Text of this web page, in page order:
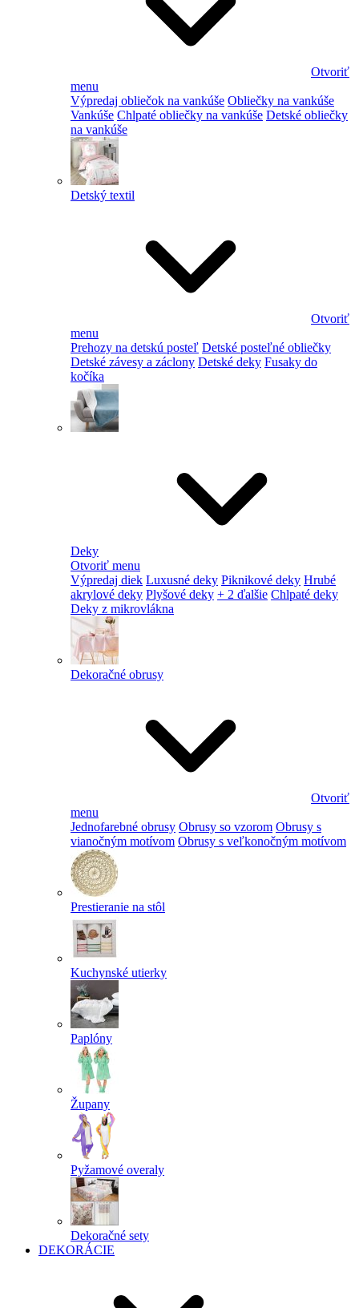
Otvoriť
menu
Výpredaj obliečok na vankúše Obliečky na vankúše
Vankúše Chlpaté obliečky na vankúše Detské obliečky
na vankúše
Detský textil
Otvoriť
menu
Prehozy na detskú posteľ Detské posteľné obliečky
Detské závesy a záclony Detské deky Fusaky do
kočíka
Deky
Otvoriť menu
Výpredaj diek Luxusné deky Piknikové deky Hrubé
akrylové deky Plyšové deky + 2 ďalšie Chlpaté deky
Deky z mikrovlákna
Dekoračné obrusy
Otvoriť
menu
Jednofarebné obrusy Obrusy so vzorom Obrusy s
vianočným motívom Obrusy s veľkonočným motívom
Prestieranie na stôl
Kuchynské utierky
Paplóny
Župany
Pyžamové overaly
Dekoračné sety
DEKORÁCIE